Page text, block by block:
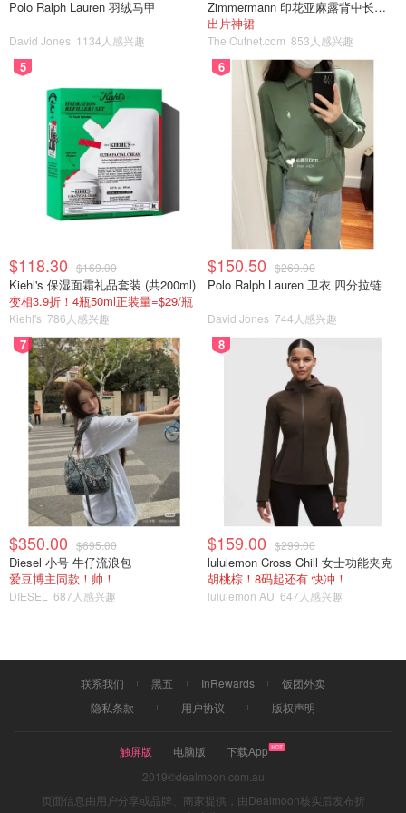
凯特也穿过一个变形款的方领，她是脖子两边有一个V型设
计，非常别致。
Polo Ralph Lauren 羽绒马甲
David Jones 1134人感兴趣
Zimmermann 印花亚麻露背中长连衣裙
出片神裙
The Outnet.com 853人感兴趣
5
$118.30 $169.00
Kiehl's 保湿面霜礼品套装 (共200ml)
变相3.9折！4瓶50ml正装量=$29/瓶
Kiehl's 786人感兴趣
6
$150.50 $269.00
Polo Ralph Lauren 卫衣 四分拉链
David Jones 744人感兴趣
7
$350.00 $695.00
Diesel 小号 牛仔流浪包
爱豆博主同款！帅！
DIESEL 687人感兴趣
8
$159.00 $299.00
lululemon Cross Chill 女士功能夹克
胡桃棕！8码起还有 快冲！
lululemon AU 647人感兴趣
联系我们 黑五 InRewards
饭团外卖
隐私条款
用户协议 版权声明
触屏版 电脑版
下载App
2019©dealmoon.com.au
页面信息由用户分享或品牌、商家提供，由Dealmoon核实后发布折